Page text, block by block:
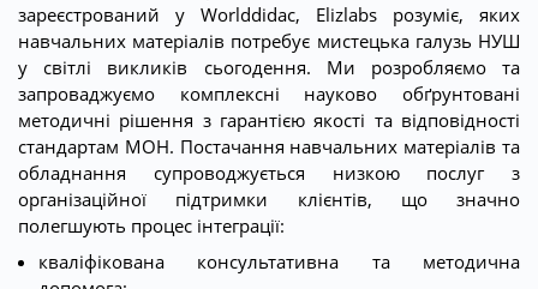
зареєстрований у Worlddidac, Elizlabs розуміє, яких
навчальних матеріалів потребує мистецька галузь НУШ
у світлі викликів сьогодення. Ми розробляємо та
запроваджуємо комплексні науково обґрунтовані
методичні рішення з гарантією якості та відповідності
стандартам МОН. Постачання навчальних матеріалів та
обладнання супроводжується низкою послуг з
організаційної підтримки клієнтів, що значно
полегшують процес інтеграції:
кваліфікована консультативна та методична